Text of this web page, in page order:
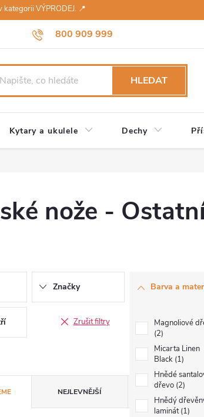
VÝPRODEJ. 📍
800 909 999
Návody a údržba Reklamace
HLEDAT
Kytary a ukulele Dechy
nože -
Značky Barva a
Magnoliové
2
Micarta Linen
Black 1
Hnědé
dřevo 2
Hnědý
laminát 1
Zrušit filtry
NEJLEVNĚJŠÍ NEJDRAŽŠÍ